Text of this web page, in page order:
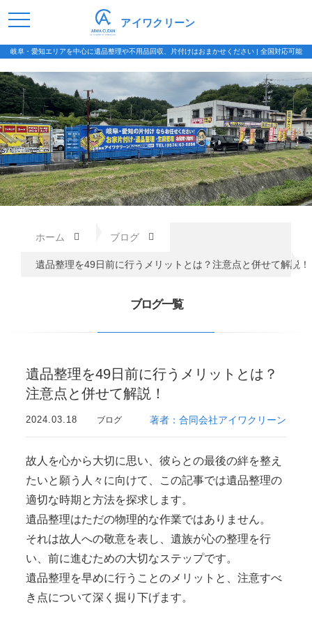
岐阜・愛知エリアを中心に遺品整理や不用品回収、片付けはおまかせください | 全国対応可能
アイワクリーン
ホーム ブログ
遺品整理を49日前に行うメリットとは？注意点と併せて解説！
ブログ一覧
遺品整理を49日前に行うメリットとは？
注意点と併せて解説！
2024.03.18 ブログ 著者：合同会社アイワクリーン
故人を心から大切に思い、彼らとの最後の絆を整え
たいと願う人々に向けて、この記事では遺品整理の
適切な時期と方法を探求します。
遺品整理はただの物理的な作業ではありません。
それは故人への敬意を表し、遺族が心の整理を行
い、前に進むための大切なステップです。
遺品整理を早めに行うことのメリットと、注意すべ
き点について深く掘り下げます。